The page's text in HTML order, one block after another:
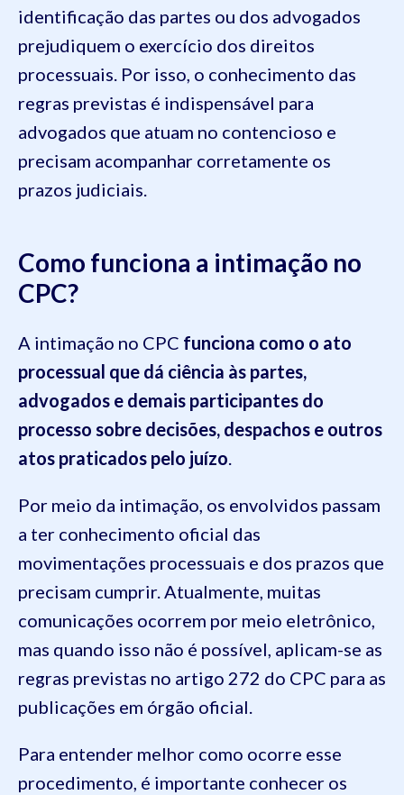
identificação das partes ou dos advogados
prejudiquem o exercício dos direitos
processuais. Por isso, o conhecimento das
regras previstas é indispensável para
advogados que atuam no contencioso e
precisam acompanhar corretamente os
prazos judiciais.
Como funciona a intimação no
CPC?
A intimação no CPC funciona como o ato
processual que dá ciência às partes,
advogados e demais participantes do
processo sobre decisões, despachos e outros
atos praticados pelo juízo.
Por meio da intimação, os envolvidos passam
a ter conhecimento oficial das
movimentações processuais e dos prazos que
precisam cumprir. Atualmente, muitas
comunicações ocorrem por meio eletrônico,
mas quando isso não é possível, aplicam-se as
regras previstas no artigo 272 do CPC para as
publicações em órgão oficial.
Para entender melhor como ocorre esse
procedimento, é importante conhecer os